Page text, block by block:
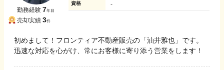
勤務経験 7年目
売却実績 3件
資格 -
初めまして！フロンティア不動産販売の「油井雅也」です。
迅速な対応を心がけ、常にお客様に寄り添う営業をします！